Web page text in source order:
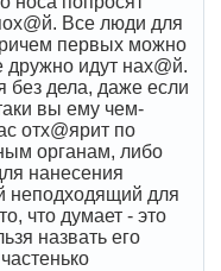
Все люди для
первых можно
дружно идут нах@й.
без дела, даже если
вы ему чем-
отх@ярит по
органам, либо
нанесения
неподходящий для
что думает - это
назвать его